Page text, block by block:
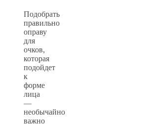
Подобрать
правильно
оправу
для
очков,
которая
подойдет
к
форме
лица
—
необычайно
важно